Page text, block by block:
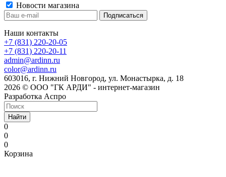
Новости магазина
Наши контакты
+7 (831) 220-20-05
+7 (831) 220-20-11
admin@ardinn.ru
color@ardinn.ru
603016, г. Нижний Новгород, ул. Монастырка, д. 18
2026 © ООО "ГК АРДИ" - интернет-магазин
Разработка Аспро
Найти
0
0
0
Корзина